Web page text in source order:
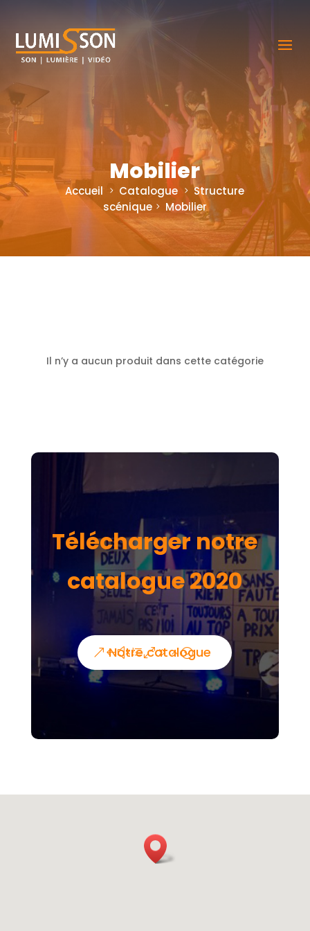
Mobilier
Accueil Catalogue
Structure
scénique
Mobilier
Il n’y a aucun produit dans cette catégorie
Télécharger notre
catalogue 2020
Notre catalogue